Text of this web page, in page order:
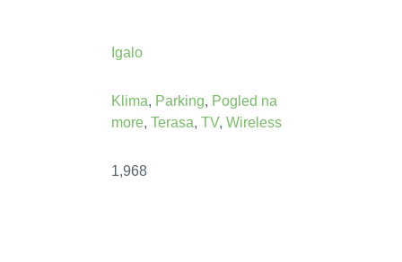
Igalo
Klima, Parking, Pogled na
more, Terasa, TV, Wireless
1,968